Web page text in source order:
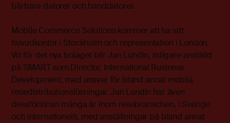
bärbara datorer och handdatorer.
Mobile Commerce Solutions kommer att ha sitt
huvudkontor i Stockholm och representation i London.
Vd för det nya bolaget blir Jan Lundin, tidigare anställd
på SMART som Director, International Business
Development, med ansvar för bland annat mobila
resedistributionslösningar. Jan Lundin har även
dessförinnan många år inom resebranschen, i Sverige
och internationellt, med anställningar på bland annat